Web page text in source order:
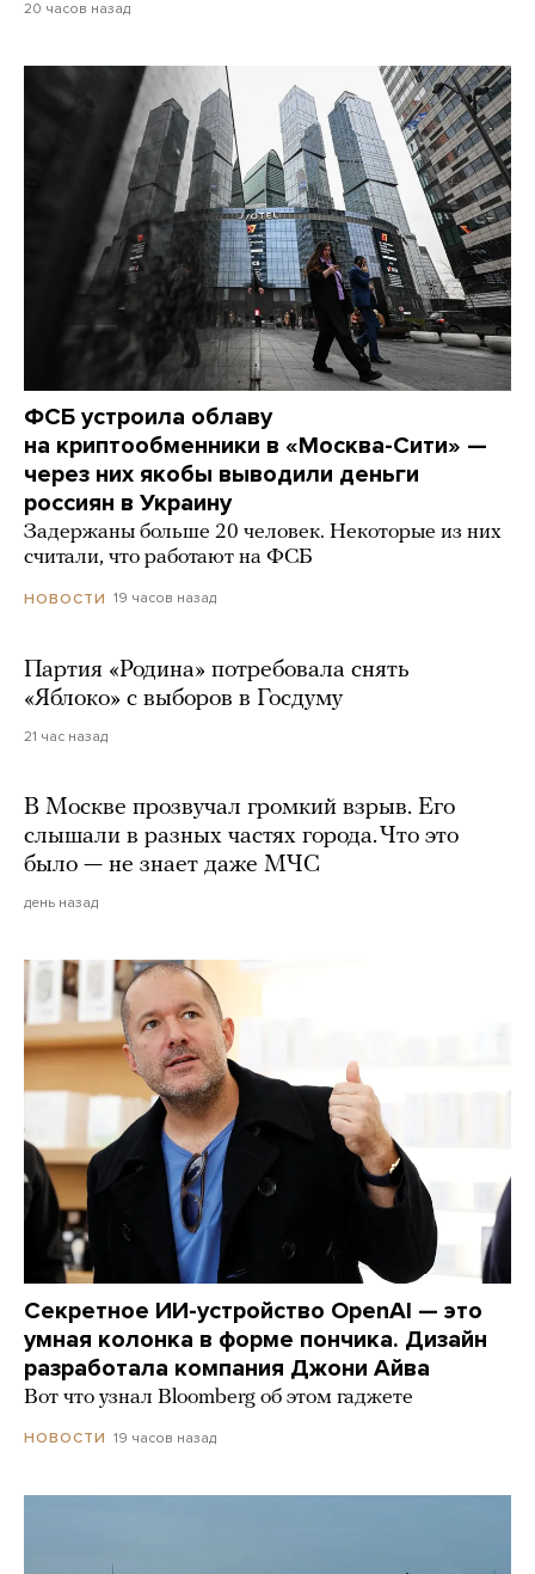
20 часов назад
ФСБ устроила облаву
на криптообменники в «Москва-Сити» —
через них якобы выводили деньги
россиян в Украину
Задержаны больше 20 человек. Некоторые из них
считали, что работают на ФСБ
НОВОСТИ 19 часов назад
Партия «Родина» потребовала снять
«Яблоко» с выборов в Госдуму
21 час назад
В Москве прозвучал громкий взрыв. Его
слышали в разных частях города. Что это
было — не знает даже МЧС
день назад
Секретное ИИ-устройство OpenAI — это
умная колонка в форме пончика. Дизайн
разработала компания Джони Айва
Вот что узнал Bloomberg об этом гаджете
НОВОСТИ 19 часов назад